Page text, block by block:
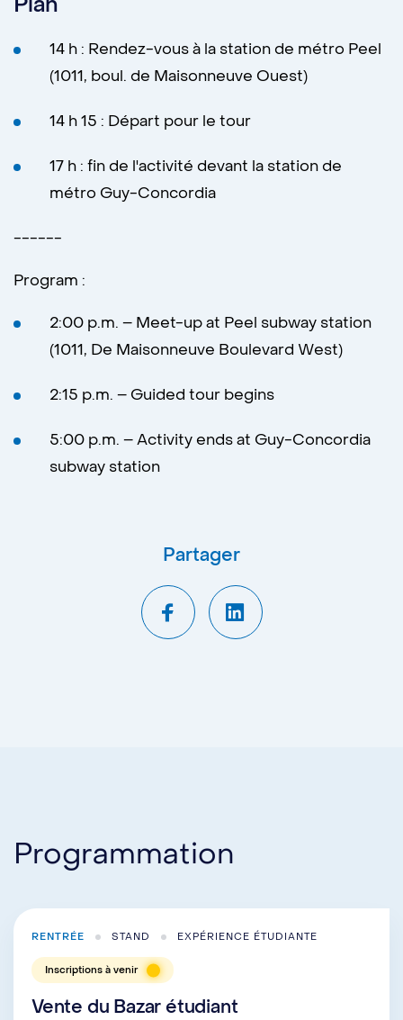
14 h : Rendez-vous à la station de métro Peel
(1011, boul. de Maisonneuve Ouest)
14 h 15 : Départ pour le tour
17 h : fin de l'activité devant la station de
métro Guy-Concordia
------
Program :
2:00 p.m. – Meet-up at Peel subway station
(1011, De Maisonneuve Boulevard West)
2:15 p.m. – Guided tour begins
5:00 p.m. – Activity ends at Guy-Concordia
subway station
Partager
Programmation
RENTRÉE STAND EXPÉRIENCE ÉTUDIANTE
Inscriptions à venir
Vente du Bazar étudiant